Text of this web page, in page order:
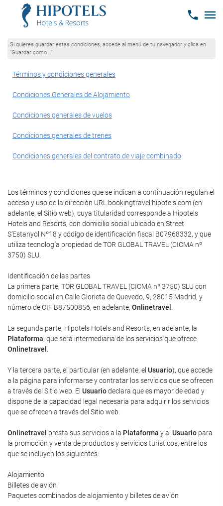
Si quieres guardar estas condiciones, accede al menú de tu navegador y clica en
"Guardar como..."
Términos y condiciones generales
Condiciones Generales de Alojamiento
Condiciones generales de vuelos
Condiciones generales de trenes
Condiciones generales del contrato de viaje combinado
Los términos y condiciones que se indican a continuación regulan el
acceso y uso de la dirección URL bookingtravel.hipotels.com (en
adelante, el Sitio web), cuya titularidad corresponde a Hipotels
Hotels and Resorts, con domicilio social ubicado en Street
S’Estanyol Nº18 y código de identificación fiscal B07968332, y que
utiliza tecnología propiedad de TOR GLOBAL TRAVEL (CICMA nº
3750) SLU.
Identificación de las partes
La primera parte, TOR GLOBAL TRAVEL (CICMA nº 3750) SLU con
domicilio social en Calle Glorieta de Quevedo, 9, 28015 Madrid, y
número de CIF B87500856, en adelante, Onlinetravel
La segunda parte, Hipotels Hotels and Resorts, en adelante, la
Plataforma, que será intermediaria de los servicios que ofrece
Onlinetravel
Y la tercera parte, el particular (en adelante, el Usuario), que accede
a la página para informarse y contratar los servicios que se ofrecen
a través del Sitio web. El Usuariodeclara que es mayor de edad y
dispone de la capacidad legal necesaria para adquirir los servicios
que se ofrecen a través del Sitio web.
Onlinetravel presta sus servicios a la Plataforma y al Usuario para
la promoción y venta de productos y servicios turísticos, entre los
que se incluyen los siguientes:
Alojamiento
Billetes de avión
Paquetes combinados de alojamiento y billetes de avión